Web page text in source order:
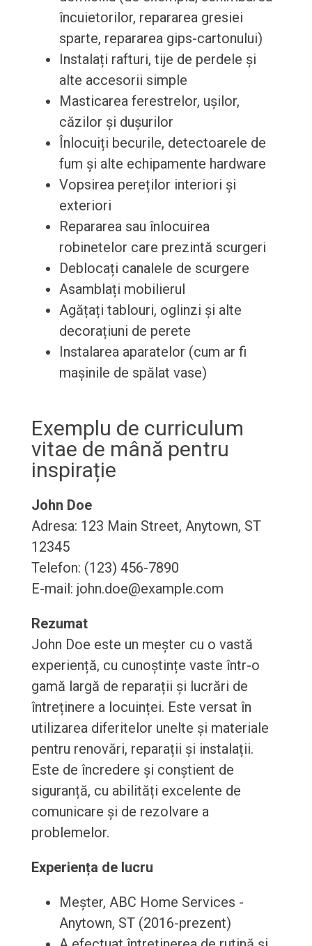
încuietorilor, repararea gresiei
sparte, repararea gips-cartonului)
Instalați rafturi, tije de perdele și
alte accesorii simple
Masticarea ferestrelor, ușilor,
căzilor și dușurilor
Înlocuiți becurile, detectoarele de
fum și alte echipamente hardware
Vopsirea pereților interiori și
exteriori
Repararea sau înlocuirea
robinetelor care prezintă scurgeri
Deblocați canalele de scurgere
Asamblați mobilierul
Agățați tablouri, oglinzi și alte
decorațiuni de perete
Instalarea aparatelor (cum ar fi
mașinile de spălat vase)
Exemplu de curriculum
vitae de mână pentru
inspirație
John Doe
Adresa: 123 Main Street, Anytown, ST
12345
Telefon: (123) 456-7890
E-mail: john.doe@example.com
Rezumat
John Doe este un meșter cu o vastă
experiență, cu cunoștințe vaste într-o
gamă largă de reparații și lucrări de
întreținere a locuinței. Este versat în
utilizarea diferitelor unelte și materiale
pentru renovări, reparații și instalații.
Este de încredere și conștient de
siguranță, cu abilități excelente de
comunicare și de rezolvare a
problemelor.
Experiența de lucru
Meșter, ABC Home Services -
Anytown, ST (2016-prezent)